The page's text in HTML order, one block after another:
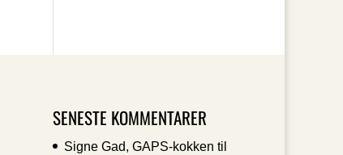
SENESTE KOMMENTARER
Signe Gad, GAPS-kokken til